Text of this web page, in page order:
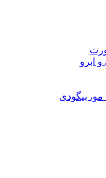
ابرو
بیگودی